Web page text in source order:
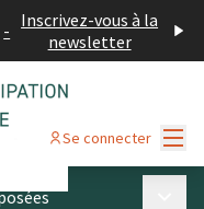
- Inscrivez-vous à la
newsletter
Se connecter